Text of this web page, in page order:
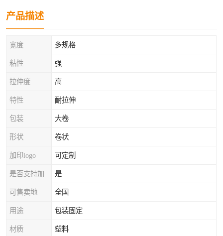
产品描述
宽度 多规格
粘性 强
拉伸度 高
特性 耐拉伸
包装 大卷
形状 卷状
加印logo 可定制
是
可售卖地 全国
用途 包装固定
材质 塑料